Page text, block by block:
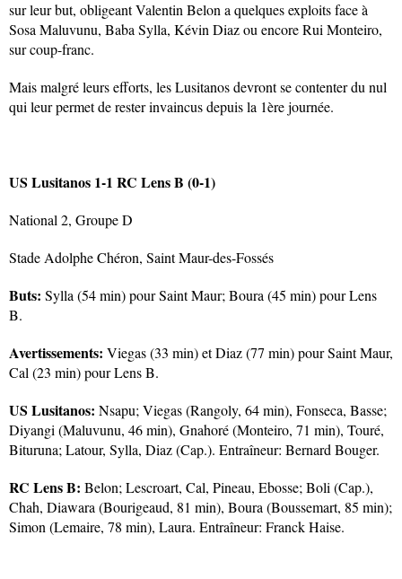
sur leur but, obligeant Valentin Belon a quelques exploits face à
Sosa Maluvunu, Baba Sylla, Kévin Diaz ou encore Rui Monteiro,
sur coup-franc.
Mais malgré leurs efforts, les Lusitanos devront se contenter du nul
qui leur permet de rester invaincus depuis la 1ère journée.
US Lusitanos 1-1 RC Lens B (0-1)
National 2, Groupe D
Stade Adolphe Chéron, Saint Maur-des-Fossés
Buts: Sylla (54 min) pour Saint Maur; Boura (45 min) pour Lens
B.
Avertissements: Viegas (33 min) et Diaz (77 min) pour Saint Maur,
Cal (23 min) pour Lens B.
US Lusitanos: Nsapu; Viegas (Rangoly, 64 min), Fonseca, Basse;
Diyangi (Maluvunu, 46 min), Gnahoré (Monteiro, 71 min), Touré,
Bituruna; Latour, Sylla, Diaz (Cap.). Entraîneur: Bernard Bouger.
RC Lens B: Belon; Lescroart, Cal, Pineau, Ebosse; Boli (Cap.),
Chah, Diawara (Bourigeaud, 81 min), Boura (Boussemart, 85 min);
Simon (Lemaire, 78 min), Laura. Entraîneur: Franck Haise.